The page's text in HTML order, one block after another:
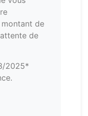
de
de
2025*